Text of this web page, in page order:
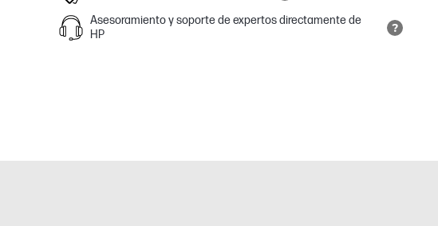
Asesoramiento y soporte de expertos directamente de
HP